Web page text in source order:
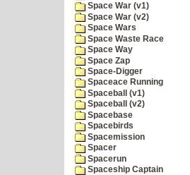
Space War (v1)
Space War (v2)
Space Wars
Space Waste Race
Space Way
Space Zap
Space-Digger
Spaceace Running
Spaceball (v1)
Spaceball (v2)
Spacebase
Spacebirds
Spacemission
Spacer
Spacerun
Spaceship Captain